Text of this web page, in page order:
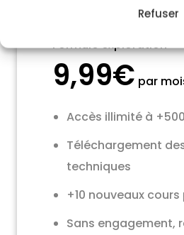
Refuser
Formule exploration
9,99€ par
Accès illimité à
Téléchargement
techniques
+10 nouveaux
Sans engagement,